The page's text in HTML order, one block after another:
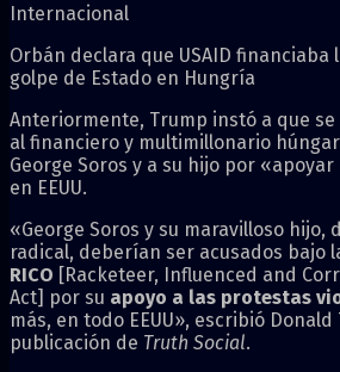
Internacional
Orbán declara que USAID financiaba
golpe de Estado en Hungría
Anteriormente, Trump instó a que
al financiero y multimillonario
George Soros y a su hijo por
en EEUU.
«George Soros y su maravilloso hijo,
radical, deberían ser acusados bajo
RICO [Racketeer, Influenced and
Act] por su apoyo a las protestas
más, en todo EEUU», escribió
publicación de Truth Social.